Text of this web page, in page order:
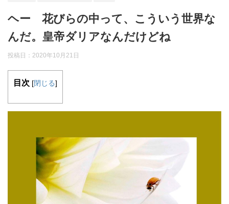
ヘー 花びらの中って、こういう世界な
んだ。皇帝ダリアなんだけどね
投稿日： 2020年10月21日
目次 [閉じる]